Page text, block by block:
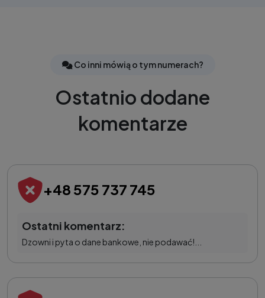
Co inni mówią o tym numerach?
Ostatnio dodane
komentarze
+48 575 737 745
Ostatni komentarz:
Dzowni i pyta o dane bankowe, nie podawać!...